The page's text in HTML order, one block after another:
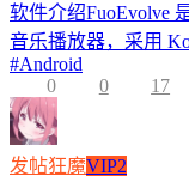
软件介绍FuoEvolve
音乐播放器，采用
#Android
0
0 17
发帖狂魔VIP2